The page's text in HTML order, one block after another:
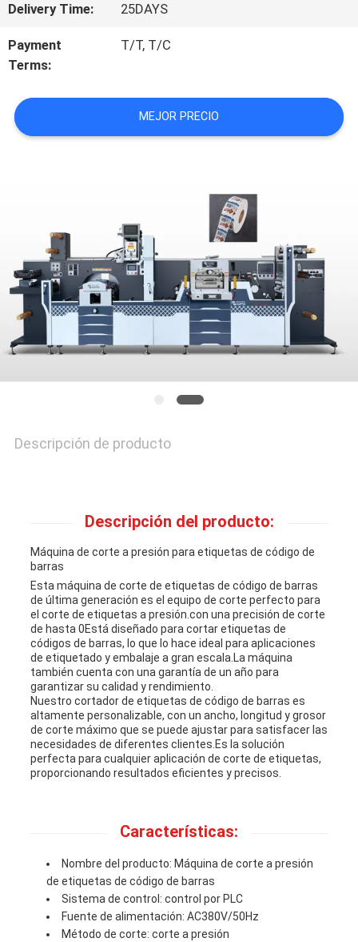
RECORRIDO
POR
LA
FÁBRICA
CALIDAD
CONTACTA
CON
NOSOTROS
NOTICIAS
TRABAJO
MAPA
DEL
SITIO
POLÍTICA
PRIVACIDAD
Delivery Time: 25DAYS
Payment
Terms:
T/T, T/C
MEJOR PRECIO
Descripción de producto
Descripción del producto:
Máquina de corte a presión para etiquetas de código de
barras
Esta máquina de corte de etiquetas de código de barras
de última generación es el equipo de corte perfecto para
el corte de etiquetas a presión.con una precisión de corte
de hasta 0Está diseñado para cortar etiquetas de
códigos de barras, lo que lo hace ideal para aplicaciones
de etiquetado y embalaje a gran escala.La máquina
también cuenta con una garantía de un año para
garantizar su calidad y rendimiento.
Nuestro cortador de etiquetas de código de barras es
altamente personalizable, con un ancho, longitud y grosor
de corte máximo que se puede ajustar para satisfacer las
necesidades de diferentes clientes.Es la solución
perfecta para cualquier aplicación de corte de etiquetas,
proporcionando resultados eficientes y precisos.
Características:
Nombre del producto: Máquina de corte a presión
de etiquetas de código de barras
Sistema de control: control por PLC
Fuente de alimentación: AC380V/50Hz
Método de corte: corte a presión